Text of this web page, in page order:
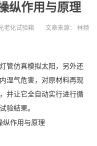
纵作用与原理
老化试验箱 文章来源： 林频
管仿真模拟太阳，另外还
湿气危害，对原材料再现
并让它全自动实行进行循
验結果。